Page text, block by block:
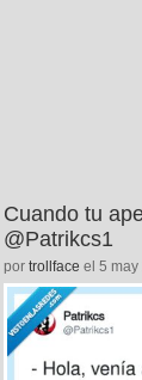
Cuando tu
@Patrikcs1
por trollface el 5 may